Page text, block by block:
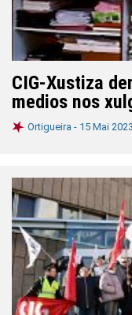
CIG-Xustiza
medios nos
Ortigueira - 15 Mai 2023